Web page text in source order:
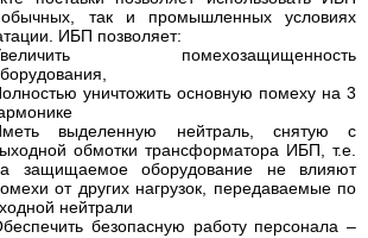
так и промышленных условиях
ИБП позволяет:
помехозащищенность
уничтожить основную помеху на 3
выделенную нейтраль, снятую с
обмотки трансформатора ИБП, т.е.
защищаемое оборудование не влияют
от других нагрузок, передаваемые по
нейтрали
безопасную работу персонала –